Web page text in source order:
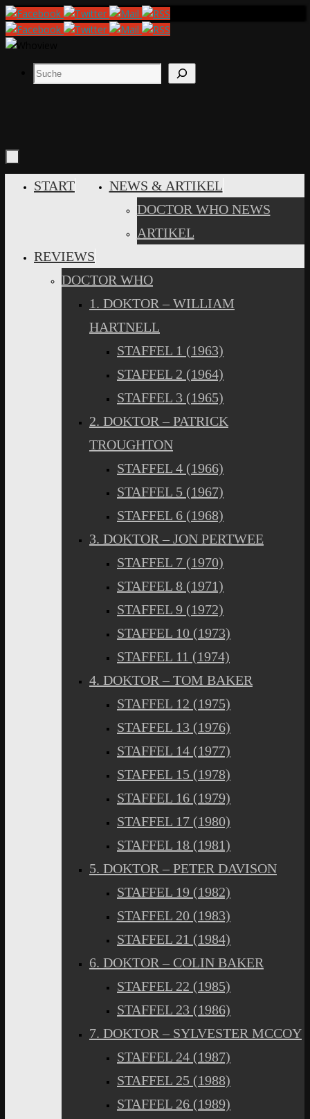
Zum
Inhalt
springen
Suchen
INHALT
START
NEWS & ARTIKEL
DOCTOR WHO NEWS
ARTIKEL
REVIEWS
DOCTOR WHO
1. DOKTOR – WILLIAM
HARTNELL
STAFFEL 1 (1963)
STAFFEL 2 (1964)
STAFFEL 3 (1965)
2. DOKTOR – PATRICK
TROUGHTON
STAFFEL 4 (1966)
STAFFEL 5 (1967)
STAFFEL 6 (1968)
3. DOKTOR – JON PERTWEE
STAFFEL 7 (1970)
STAFFEL 8 (1971)
STAFFEL 9 (1972)
STAFFEL 10 (1973)
STAFFEL 11 (1974)
4. DOKTOR – TOM BAKER
STAFFEL 12 (1975)
STAFFEL 13 (1976)
STAFFEL 14 (1977)
STAFFEL 15 (1978)
STAFFEL 16 (1979)
STAFFEL 17 (1980)
STAFFEL 18 (1981)
5. DOKTOR – PETER DAVISON
STAFFEL 19 (1982)
STAFFEL 20 (1983)
STAFFEL 21 (1984)
6. DOKTOR – COLIN BAKER
STAFFEL 22 (1985)
STAFFEL 23 (1986)
7. DOKTOR – SYLVESTER MCCOY
STAFFEL 24 (1987)
STAFFEL 25 (1988)
STAFFEL 26 (1989)